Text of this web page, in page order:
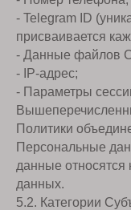
- Telegram ID
присваивается
- Данные файлов
- IP-адрес;
- Параметры
Политики
Персональные
данные относятся
данных.
5.2. Категории